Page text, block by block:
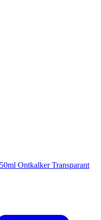
Ontkalker Transparant